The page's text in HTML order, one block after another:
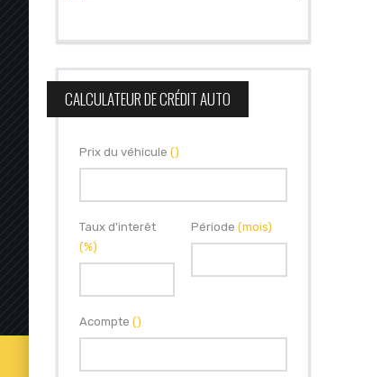
CALCULATEUR DE CRÉDIT AUTO
Prix du véhicule ()
Taux d'interêt
(%)
Période(mois)
Acompte ()